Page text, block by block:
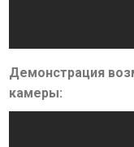
Демонстрация
камеры: